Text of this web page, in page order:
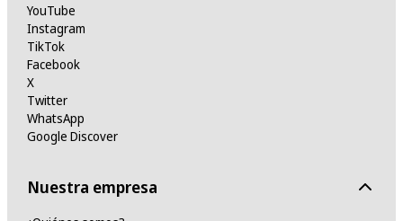
YouTube
Instagram
TikTok
Facebook
X
Twitter
WhatsApp
Google Discover
Nuestra empresa